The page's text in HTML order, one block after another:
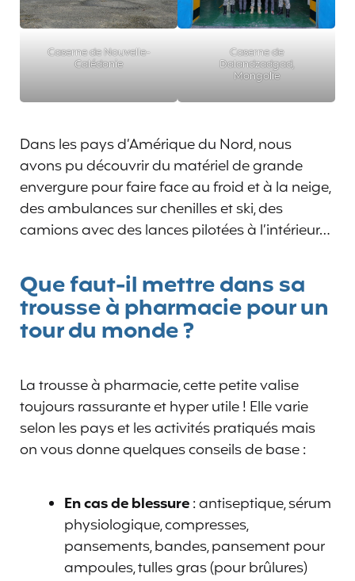
Caserne de Nouvelle-
Calédonie
Caserne de
Dalandzadgad,
Mongolie
Dans les pays d’Amérique du Nord, nous
avons pu découvrir du matériel de grande
envergure pour faire face au froid et à la neige,
des ambulances sur chenilles et ski, des
camions avec des lances pilotées à l’intérieur…
Que faut-il mettre dans sa
trousse à pharmacie pour un
tour du monde ?
La trousse à pharmacie, cette petite valise
toujours rassurante et hyper utile ! Elle varie
selon les pays et les activités pratiqués mais
on vous donne quelques conseils de base :
En cas de blessure: antiseptique, sérum
physiologique, compresses,
pansements, bandes, pansement pour
ampoules, tulles gras (pour brûlures)